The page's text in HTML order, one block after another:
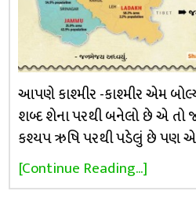
આપણે કાશ્મીર -કાશ્મીર એમ
શબ્દ શેના પરથી બનેલો છે એ તો
કશ્યપ ઋષિ પરથી પડેલું છે પણ
[Continue Reading...]